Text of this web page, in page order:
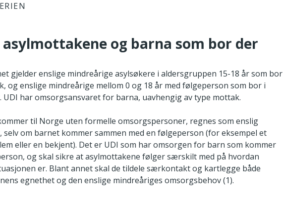
asylmottakene og barna som bor der
gjelder enslige mindreårige asylsøkere i aldersgruppen 15-18 år som bor
og enslige mindreårige mellom 0 og 18 år med følgeperson som bor i
UDI har omsorgsansvaret for barna, uavhengig av type mottak.
til Norge uten formelle omsorgspersoner, regnes som enslig
selv om barnet kommer sammen med en følgeperson (for eksempel et
eller en bekjent). Det er UDI som har omsorgen for barn som kommer
og skal sikre at asylmottakene følger særskilt med på hvordan
er. Blant annet skal de tildele særkontakt og kartlegge både
egnethet og den enslige mindreåriges omsorgsbehov (1).